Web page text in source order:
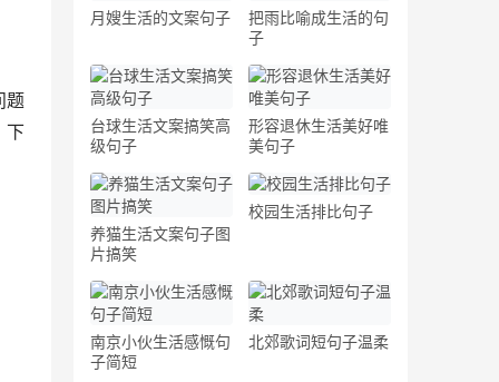
题
下
月嫂生活的文案句子
把雨比喻成生活的句
子
台球生活文案搞笑高
级句子
形容退休生活美好唯
美句子
养猫生活文案句子图
片搞笑
校园生活排比句子
南京小伙生活感慨句
子简短
北郊歌词短句子温柔